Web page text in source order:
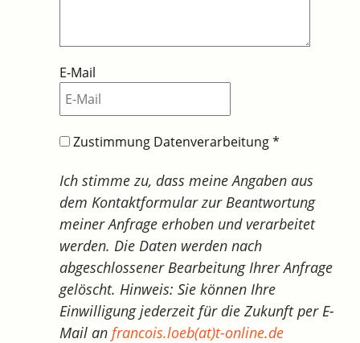
E-Mail
Zustimmung Datenverarbeitung*
Ich stimme zu, dass meine Angaben aus
dem Kontaktformular zur Beantwortung
meiner Anfrage erhoben und verarbeitet
werden. Die Daten werden nach
abgeschlossener Bearbeitung Ihrer Anfrage
gelöscht. Hinweis: Sie können Ihre
Einwilligung jederzeit für die Zukunft per E-
Mail an francois.loeb(at)t-online.de